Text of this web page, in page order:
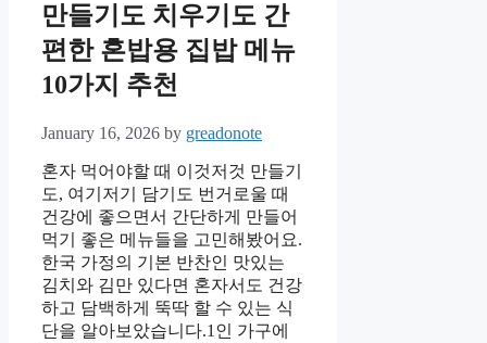
만들기도 치우기도 간
편한 혼밥용 집밥 메뉴
10가지 추천
January 16, 2026 by greadonote
혼자 먹어야할 때 이것저것 만들기
도, 여기저기 담기도 번거로울 때
건강에 좋으면서 간단하게 만들어
먹기 좋은 메뉴들을 고민해봤어요.
한국 가정의 기본 반찬인 맛있는
김치와 김만 있다면 혼자서도 건강
하고 담백하게 뚝딱 할 수 있는 식
단을 알아보았습니다.1인 가구에